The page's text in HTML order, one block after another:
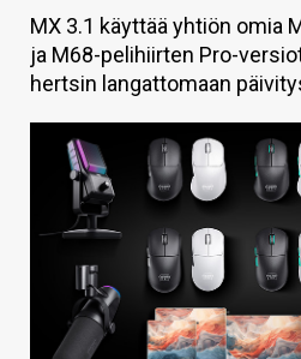
TIETOA
HINTA.FI
VAIHDA TEEMA
HAKU
MX 3.1 käyttää yhtiön omia
ja M68-pelihiirten Pro-
hertsin langattomaan